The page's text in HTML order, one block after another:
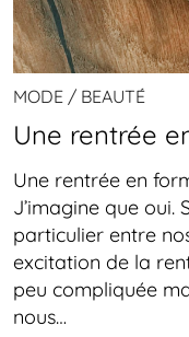
MODE / BEAUTÉ
Une rentrée
Une rentrée en
J’imagine que oui.
particulier entre
excitation de la
peu compliquée
nous…